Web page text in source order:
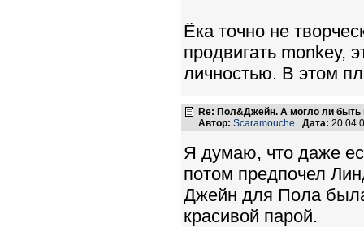
Ёка точно не
продвигать monkey,
личностью. В этом
Re: Пол&Джейн. А могло ли быть
Автор: Scaramouche Дата:
Я думаю, что даже
потом предпочел
Джейн для Пола
красивой парой.